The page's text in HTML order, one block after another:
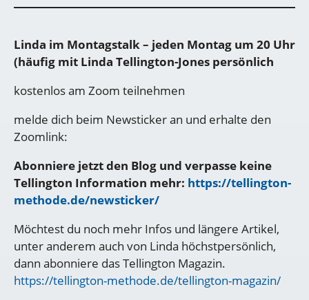
Linda im Montagstalk – jeden Montag um 20 Uhr
(häufig mit Linda Tellington-Jones persönlich
kostenlos am Zoom teilnehmen
melde dich beim Newsticker an und erhalte den
Zoomlink:
Abonniere jetzt den Blog und verpasse keine
Tellington Information mehr: https://tellington-
methode.de/newsticker/
Möchtest du noch mehr Infos und längere Artikel,
unter anderem auch von Linda höchstpersönlich,
dann abonniere das Tellington Magazin.
https://tellington-methode.de/tellington-magazin/